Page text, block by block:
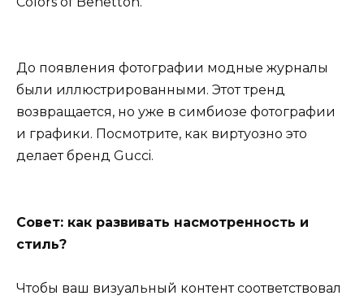
До появления фотографии модные журналы
были иллюстрированными. Этот тренд
возвращается, но уже в симбиозе фотографии
и графики. Посмотрите, как виртуозно это
делает бренд Gucci.
Совет: как развивать насмотренность и
стиль?
Чтобы ваш визуальный контент соответствовал